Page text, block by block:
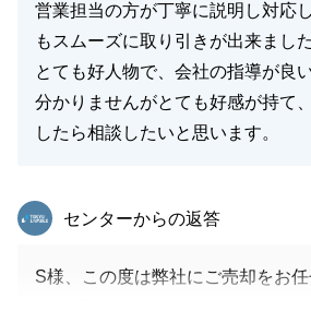
営業担当の方が丁寧に説明し対応
もスムーズに取り引きが出来ました
とても好人物で、会社の指導が良
分かりませんがとても好感が持て
したら相談したいと思います。
東急リバブル
センターからの返答
S様、この度は弊社にご売却をお